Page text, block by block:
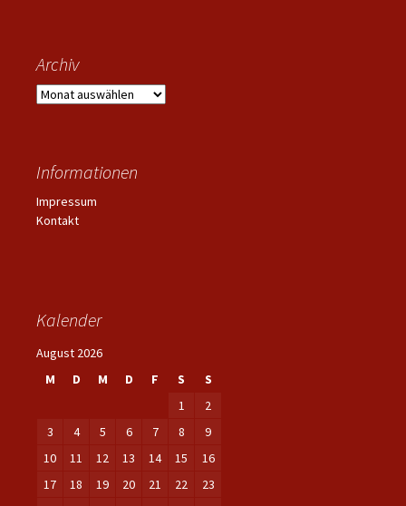
Archiv
Archiv
Informationen
Impressum
Kontakt
Kalender
August 2026
M
D M D F S
S
1
2
3
4 5 6 7 8
9
10
11 12 13 14 15
16
17
18 19 20 21 22
23